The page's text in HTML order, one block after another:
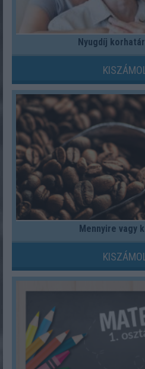
Nyugdíj
Mennyire vagy